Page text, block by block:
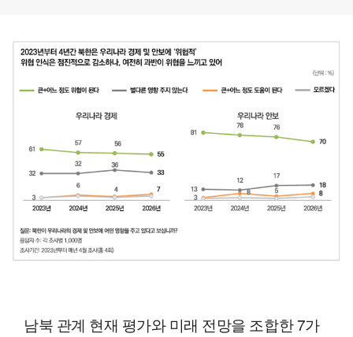
남북 관계 현재 평가와 미래 전망을 조합한 7가